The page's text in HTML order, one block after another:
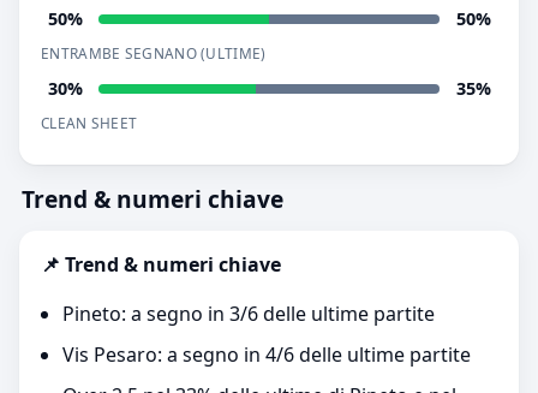
50% 50%
ENTRAMBE SEGNANO (ULTIME)
30% 35%
CLEAN SHEET
Trend & numeri chiave
📌 Trend & numeri chiave
Pineto: a segno in 3/6 delle ultime partite
Vis Pesaro: a segno in 4/6 delle ultime partite